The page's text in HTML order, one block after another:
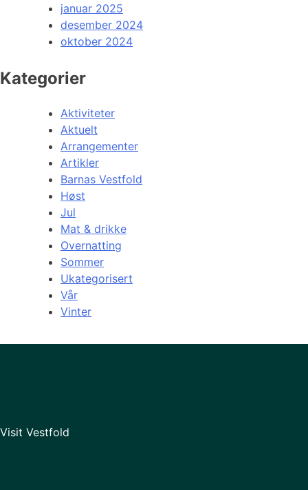
januar 2025
desember 2024
oktober 2024
Kategorier
Aktiviteter
Aktuelt
Arrangementer
Artikler
Barnas Vestfold
Høst
Jul
Mat & drikke
Overnatting
Sommer
Ukategorisert
Vår
Vinter
Visit Vestfold